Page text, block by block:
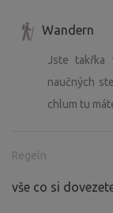
Wandern
Jste takřka
naučných
chlum tu
Regeln
vše co si